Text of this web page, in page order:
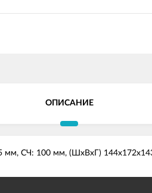
ОПИСАНИЕ
СЧ: 100 мм, (ШхВхГ)